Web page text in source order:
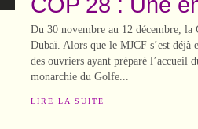
Du 30 novembre au 12 décembre, la
Dubaï. Alors que le MJCF s’est
des ouvriers ayant préparé l’accueil
monarchie du Golfe...
LIRE LA SUITE